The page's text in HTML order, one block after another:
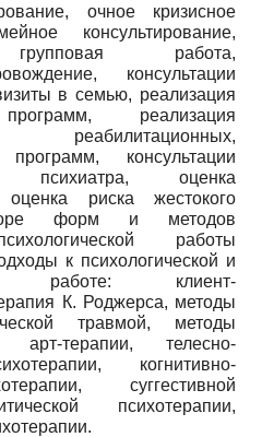
очное кризисное
консультирование,
групповая работа,
консультации
в семью, реализация
программ, реализация
реабилитационных,
программ, консультации
психиатра, оценка
оценка риска жестокого
форм и методов
работы
к психологической и
работе: клиент-
К. Род­жерса, методы
травмой, методы
арт-терапии, телесно-
когнитивно-
суггестивной
психотерапии,